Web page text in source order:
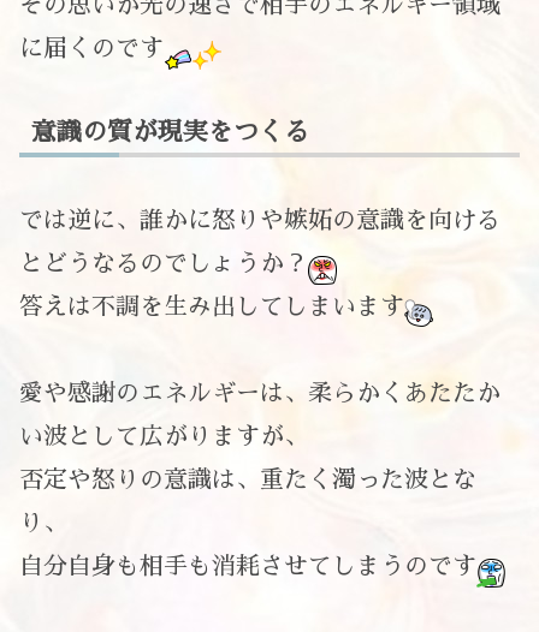
に届くのです
意識の質が現実をつくる
では逆に、誰かに怒りや嫉妬の意識を向ける
とどうなるのでしょうか？
答えは不調を生み出してしまいます
愛や感謝のエネルギーは、柔らかくあたたか
い波として広がりますが、
否定や怒りの意識は、重たく濁った波とな
り、
自分自身も相手も消耗させてしまうのです